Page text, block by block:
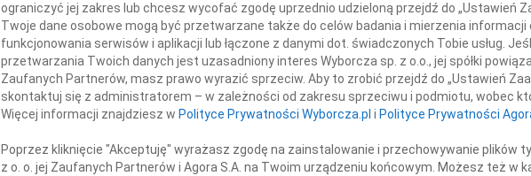
29 września 2024 roku niespodziewania odeszła
Z
Dnia
ograniczyć jej zakres lub chcesz wycofać zgodę uprzednio udzieloną przejdź do „Ustawień
Twoje dane osobowe mogą być przetwarzane także do celów badania i mierzenia
funkcjonowania serwisów i aplikacji lub łączone z danymi dot. świadczonych Tobie usług.
przetwarzania Twoich danych jest uzasadniony interes Wyborcza sp. z o.o., jej spółki
Zaufanych Partnerów, masz prawo wyrazić sprzeciw. Aby to zrobić przejdź do „Ustawień
skontaktuj się z administratorem – w zależności od zakresu sprzeciwu i podmiotu, wobec
Więcej informacji znajdziesz w Polityce Prywatności Wyborcza.pl i Polityce Prywatności
Poprzez kliknięcie "Akceptuję" wyrażasz zgodę na zainstalowanie i przechowywanie plików
z o. o. jej Zaufanych Partnerów i Agora S.A. na Twoim urządzeniu końcowym. Możesz też w